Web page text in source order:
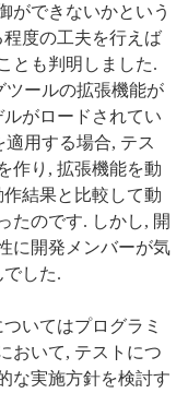
ができないかという
度の工夫を行えば
とも判明しました.
ールの拡張機能が
がロードされてい
適用する場合, テス
作り, 拡張機能を動
結果と比較して動
たのです. しかし, 開
に開発メンバーが気
した.
いてはプログラミ
おいて, テストにつ
な実施方針を検討す